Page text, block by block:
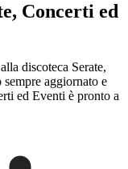
Concerti ed
discoteca Serate,
aggiornato e
ed Eventi è pronto a